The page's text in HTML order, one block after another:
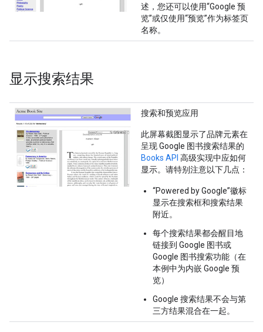
述，您还可以使用“Google 预
览”或仅使用“预览”作为标签页
名称。
显示搜索结果
搜索和预览应用
此屏幕截图显示了品牌元素在
呈现 Google 图书搜索结果的
Books API 高级实现中应如何
显示。请特别注意以下几点：
“Powered by Google”徽标
显示在搜索框和搜索结果
附近。
每个搜索结果都会醒目地
链接到 Google 图书或
Google 图书搜索功能（在
本例中为内嵌 Google 预
览）
Google 搜索结果不会与第
三方结果混合在一起。